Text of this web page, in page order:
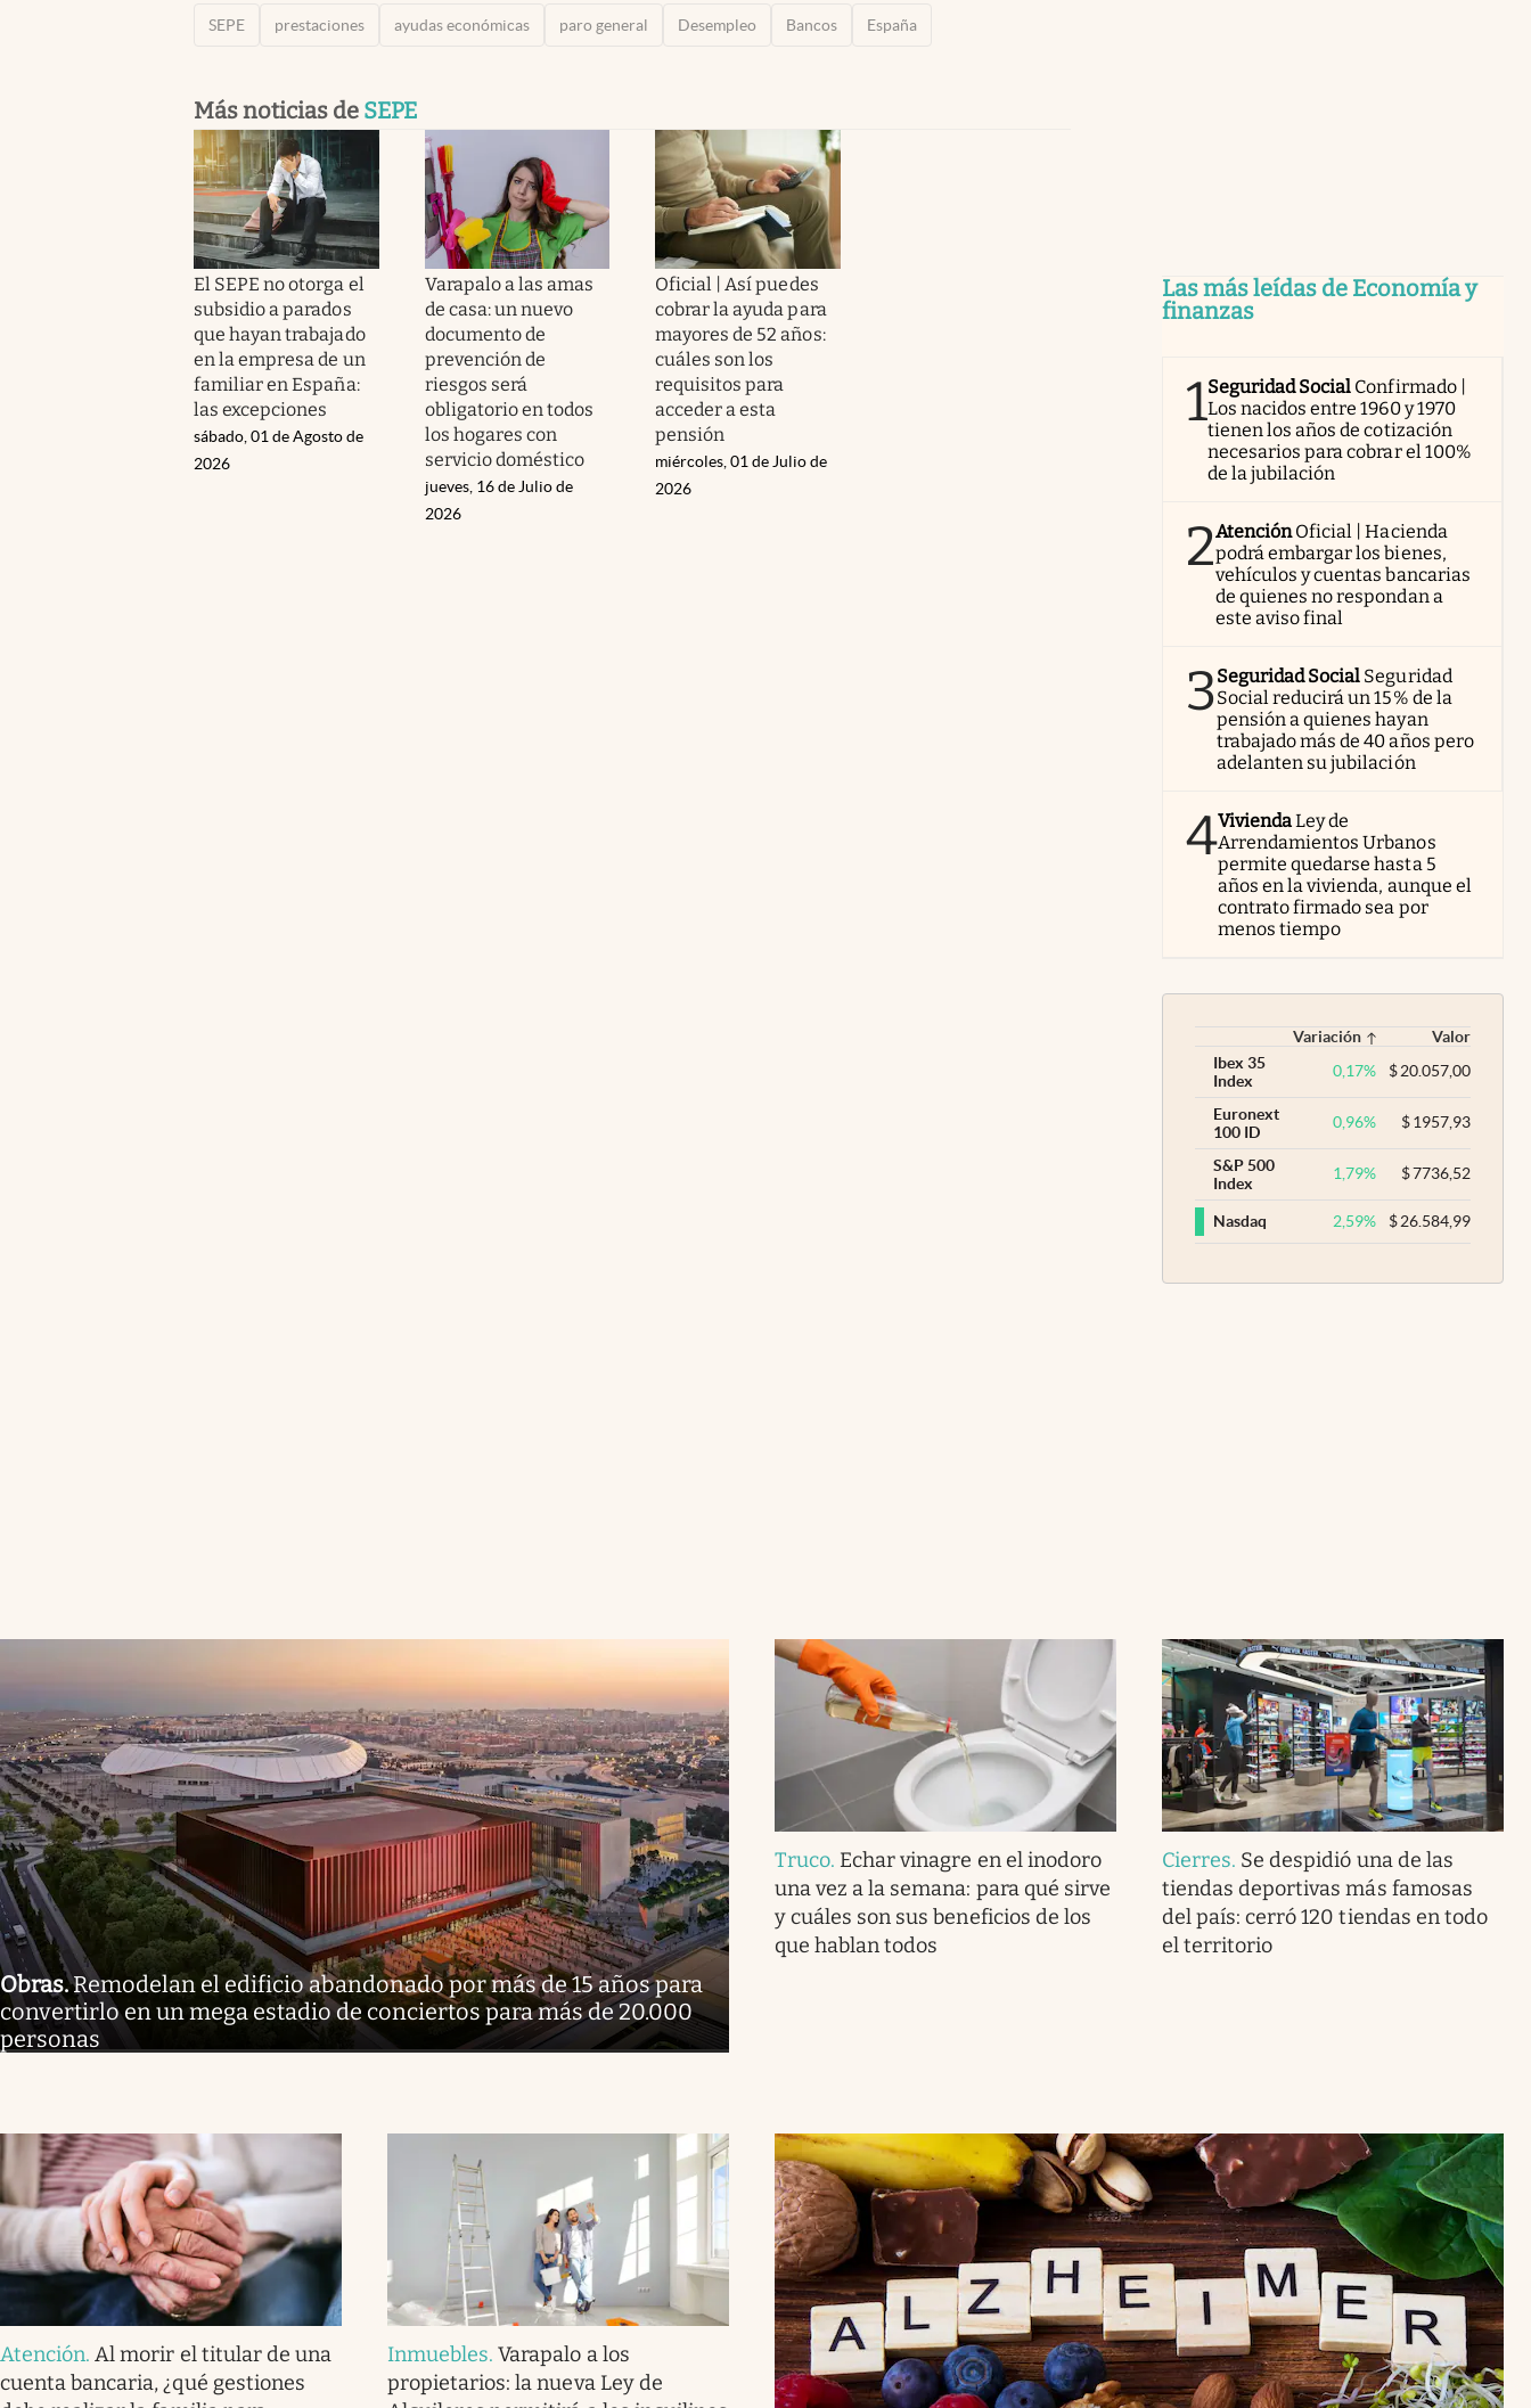
SEPE prestaciones ayudas económicas paro general Desempleo Bancos España
Más noticias de SEPE
El SEPE no otorga el
subsidio a parados
que hayan trabajado
en la empresa de un
familiar en España:
las excepciones
sábado, 01 de Agosto de
2026
Varapalo a las amas
de casa: un nuevo
documento de
prevención de
riesgos será
obligatorio en todos
los hogares con
servicio doméstico
jueves, 16 de Julio de
2026
Oficial | Así puedes
cobrar la ayuda para
mayores de 52 años:
cuáles son los
requisitos para
acceder a esta
pensión
miércoles, 01 de Julio de
2026
Las más leídas de Economía y
finanzas
1Seguridad Social Confirmado |
Los nacidos entre 1960 y 1970
tienen los años de cotización
necesarios para cobrar el 100%
de la jubilación
2AtenciónOficial | Hacienda
podrá embargar los bienes,
vehículos y cuentas bancarias
de quienes no respondan a
este aviso final
3Seguridad Social Seguridad
Social reducirá un 15% de la
pensión a quienes hayan
trabajado más de 40 años pero
adelanten su jubilación
4ViviendaLey de
Arrendamientos Urbanos
permite quedarse hasta 5
años en la vivienda, aunque el
contrato firmado sea por
menos tiempo
Variación
Valor
Ibex 35
Index
0,17% $20.057,00
Euronext
100 ID
0,96% $1957,93
S&P 500
Index
1,79% $7736,52
Nasdaq 2,59% $26.584,99
Obras.Remodelan el edificio abandonado por más de 15 años para
convertirlo en un mega estadio de conciertos para más de 20.000
personas
Truco. Echar vinagre en el inodoro
una vez a la semana: para qué sirve
y cuáles son sus beneficios de los
que hablan todos
Cierres. Se despidió una de las
tiendas deportivas más famosas
del país: cerró 120 tiendas en todo
el territorio
Atención.Al morir el titular de una
cuenta bancaria, ¿qué gestiones
Inmuebles.Varapalo a los
propietarios: la nueva Ley de